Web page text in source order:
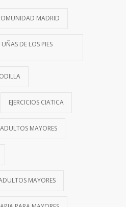
MADRID
DE LOS PIES
EJERCICIOS CIATICA
MAYORES
MAYORES